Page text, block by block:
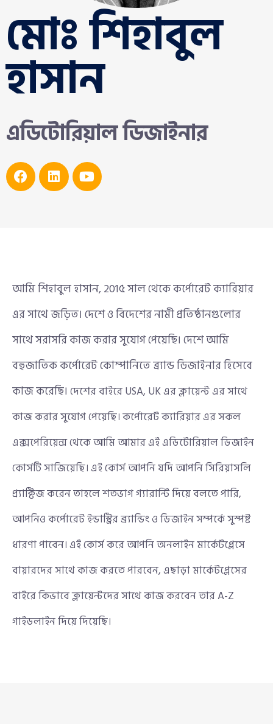
মোঃ শিহাবুল
হাসান
এডিটোরিয়াল ডিজাইনার
আমি শিহাবুল হাসান, 201৫ সাল থেকে কর্পোরেট ক্যারিয়ার
এর সাথে জড়িত। দেশে ও বিদেশের নামী প্রতিষ্ঠানগুলোর
সাথে সরাসরি কাজ করার সুযোগ পেয়েছি। দেশে আমি
বহুজাতিক কর্পোরেট কোম্পানিতে ব্র্যান্ড ডিজাইনার হিসেবে
কাজ করেছি। দেশের বাইরে USA, UK এর ক্লায়েন্ট এর সাথে
কাজ করার সুযোগ পেয়েছি। কর্পোরেট ক্যারিয়ার এর সকল
এক্সপেরিয়েন্স থেকে আমি আমার এই এডিটোরিয়াল ডিজাইন
কোর্সটি সাজিয়েছি।এই কোর্স আপনি যদি আপনি সিরিয়াসলি
প্র্যাক্টিজ করেন তাহলে শতভাগ গ্যারান্টি দিয়ে বলতে পারি,
আপনিও কর্পোরেট ইন্ডাস্ট্রির ব্র্যান্ডিং ও ডিজাইন সম্পর্কে সুস্পষ্ট
ধারণা পাবেন।এই কোর্স করে আপনি অনলাইন মার্কেটপ্লেসে
বায়ারদের সাথে কাজ করতে পারবেন, এছাড়া মার্কেটপ্লেসের
বাইরে কিভাবে ক্লায়েন্টদের সাথে কাজ করবেন তার A-Z
গাইডলাইন দিয়ে দিয়েছি।